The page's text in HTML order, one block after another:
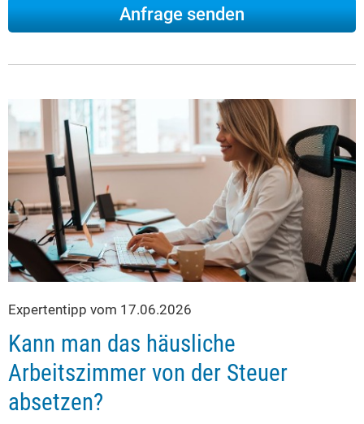
Expertentipp vom 17.06.2026
Kann man das häusliche
Arbeitszimmer von der Steuer
absetzen?